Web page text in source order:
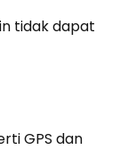
tidak dapat
GPS dan